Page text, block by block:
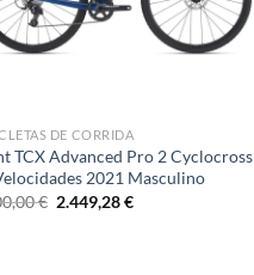
DE CORRIDA
TCX Advanced Pro 2 Cyclocross
2021 Masculino
€ O
preço
2.449,28€O